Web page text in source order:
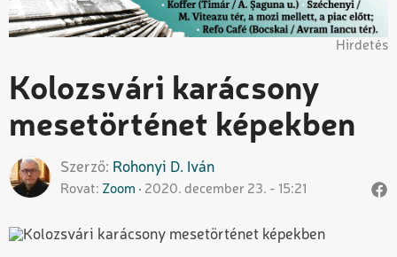
Hirdetés
Kolozsvári karácsony
mesetörténet képekben
Szerző Rohonyi D. Iván
Rovat Zoom 2020. december 23. - 15:21